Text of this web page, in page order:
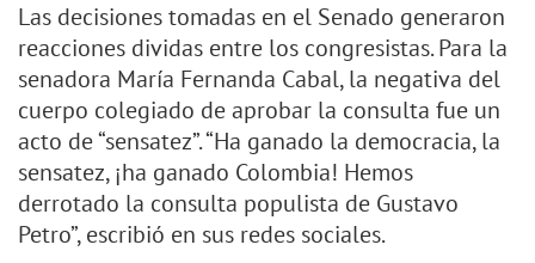
Las decisiones tomadas en el Senado generaron
reacciones dividas entre los congresistas. Para la
senadora María Fernanda Cabal, la negativa del
cuerpo colegiado de aprobar la consulta fue un
acto de “sensatez”. “Ha ganado la democracia, la
sensatez, ¡ha ganado Colombia! Hemos
derrotado la consulta populista de Gustavo
Petro”, escribió en sus redes sociales.